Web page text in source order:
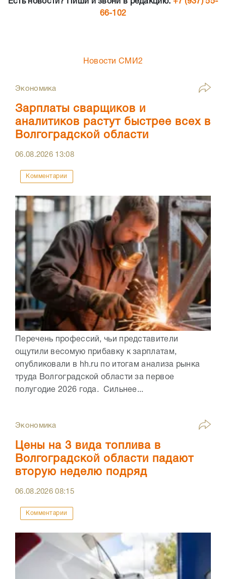
Есть новости? Пиши и звони в редакцию: +7 (937) 55-
66-102
Новости СМИ2
Экономика
Зарплаты сварщиков и
аналитиков растут быстрее всех в
Волгоградской области
06.08.2026 13:08
Комментарии
Перечень профессий, чьи представители
ощутили весомую прибавку к зарплатам,
опубликовали в hh.ru по итогам анализа рынка
труда Волгоградской области за первое
полугодие 2026 года. Сильнее...
Экономика
Цены на 3 вида топлива в
Волгоградской области падают
вторую неделю подряд
06.08.202608:15
Комментарии